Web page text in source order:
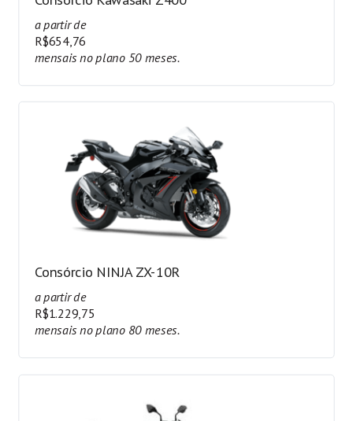
a partir de
R$654,76
mensais no plano 50 meses.
Consórcio NINJA ZX-10R
a partir de
R$1.229,75
mensais no plano 80 meses.